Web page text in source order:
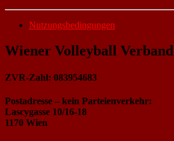
Nutzungsbedingungen
Wiener Volleyball Verband
ZVR-Zahl: 083954683
Postadresse – kein Parteienverkehr:
Lascygasse 10/16-18
1170 Wien